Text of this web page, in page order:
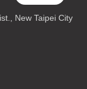
New Taipei City